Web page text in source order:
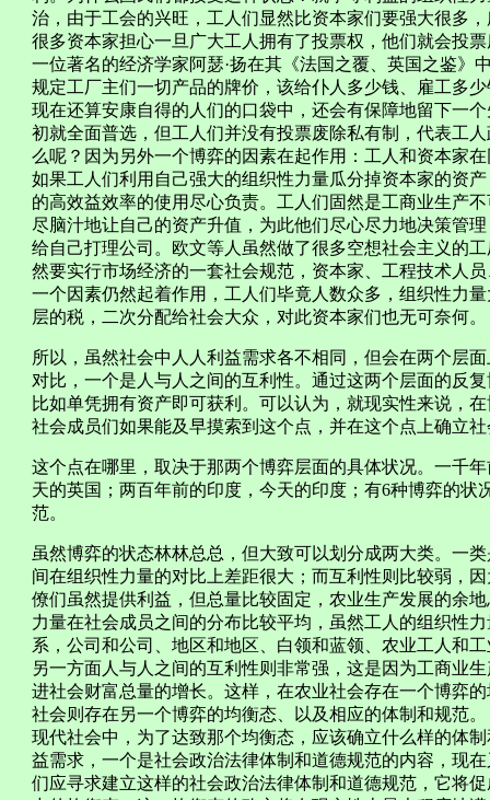
治，由于工会的兴旺，工人们显然比资本家们要强大很多
很多资本家担心一旦广大工人拥有了投票权，他们就会投
一位著名的经济学家阿瑟·扬在其《法国之覆、英国之鉴》
规定工厂主们一切产品的牌价，该给仆人多少钱、雇工多
现在还算安康自得的人们的口袋中，还会有保障地留下一
初就全面普选，但工人们并没有投票废除私有制，代表工
么呢？因为另外一个博弈的因素在起作用：工人和资本家
如果工人们利用自己强大的组织性力量瓜分掉资本家的资
的高效益效率的使用尽心负责。工人们固然是工商业生产
尽脑汁地让自己的资产升值，为此他们尽心尽力地决策管
给自己打理公司。欧文等人虽然做了很多空想社会主义的
然要实行市场经济的一套社会规范，资本家、工程技术人
一个因素仍然起着作用，工人们毕竟人数众多，组织性力
层的税，二次分配给社会大众，对此资本家们也无可奈何。
所以，虽然社会中人人利益需求各不相同，但会在两个层
对比，一个是人与人之间的互利性。通过这两个层面的反
比如单凭拥有资产即可获利。可以认为，就现实性来说，
社会成员们如果能及早摸索到这个点，并在这个点上确立
这个点在哪里，取决于那两个博弈层面的具体状况。一千
天的英国；两百年前的印度，今天的印度；有6种博弈的状
范。
虽然博弈的状态林林总总，但大致可以划分成两大类。一
间在组织性力量的对比上差距很大；而互利性则比较弱，
僚们虽然提供利益，但总量比较固定，农业生产发展的余
力量在社会成员之间的分布比较平均，虽然工人的组织性
系，公司和公司、地区和地区、白领和蓝领、农业工人和
另一方面人与人之间的互利性则非常强，这是因为工商业
进社会财富总量的增长。这样，在农业社会存在一个博弈
社会则存在另一个博弈的均衡态、以及相应的体制和规范
现代社会中，为了达致那个均衡态，应该确立什么样的体
益需求，一个是社会政治法律体制和道德规范的内容，现
们应寻求建立这样的社会政治法律体制和道德规范，它将